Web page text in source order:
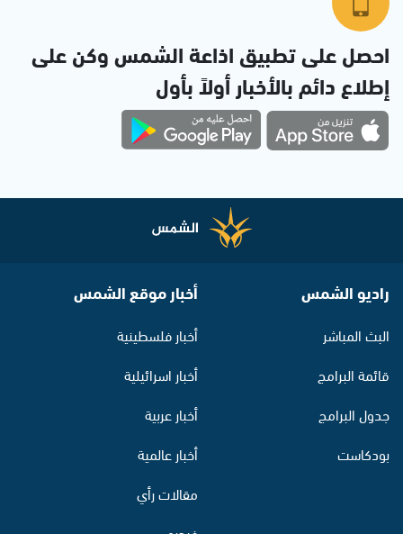
احصل على تطبيق اذاعة الشمس وكن على
إطلاع دائم بالأخبار أولاً بأول
راديو الشمس
البث المباشر
قائمة البرامج
جدول البرامج
بودكاست
أخبار موقع الشمس
أخبار فلسطينية
أخبار اسرائيلية
أخبار عربية
أخبار عالمية
مقالات رأي